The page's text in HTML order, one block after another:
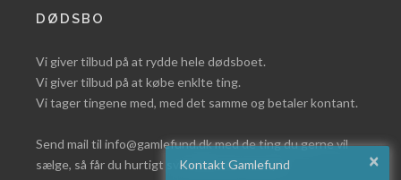
DØDSBO
Vi giver tilbud på at rydde hele dødsboet.
Vi giver tilbud på at købe enklte ting.
Vi tager tingene med, med det samme og betaler kontant.
Send mail til info@gamlefund.dk med de ting du gerne vil
sælge, så får du hurtigt svar eller læs mere på
×
Kontakt Gamlefund